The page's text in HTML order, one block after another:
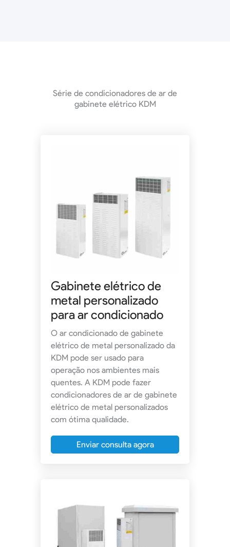
Série de condicionadores de ar de
gabinete elétrico KDM
Gabinete elétrico de
metal personalizado
para ar condicionado
O ar condicionado de gabinete
elétrico de metal personalizado da
KDM pode ser usado para
operação nos ambientes mais
quentes. A KDM pode fazer
condicionadores de ar de gabinete
elétrico de metal personalizados
com ótima qualidade.
Enviar consulta agora